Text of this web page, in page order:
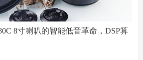
8寸喇叭的智能低音革命，DSP算